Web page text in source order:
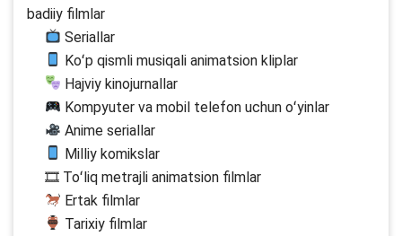
badiiy filmlar
Seriallar
Koʻp qismli musiqali animatsion kliplar
Hajviy kinojurnallar
Kompyuter va mobil telefon uchun oʻyinlar
Anime seriallar
Milliy komikslar
🎞 Toʻliq metrajli animatsion filmlar
Ertak filmlar
Tarixiy filmlar